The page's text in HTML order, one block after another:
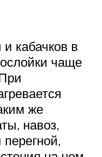
кабачков в
чаще
же
навоз,